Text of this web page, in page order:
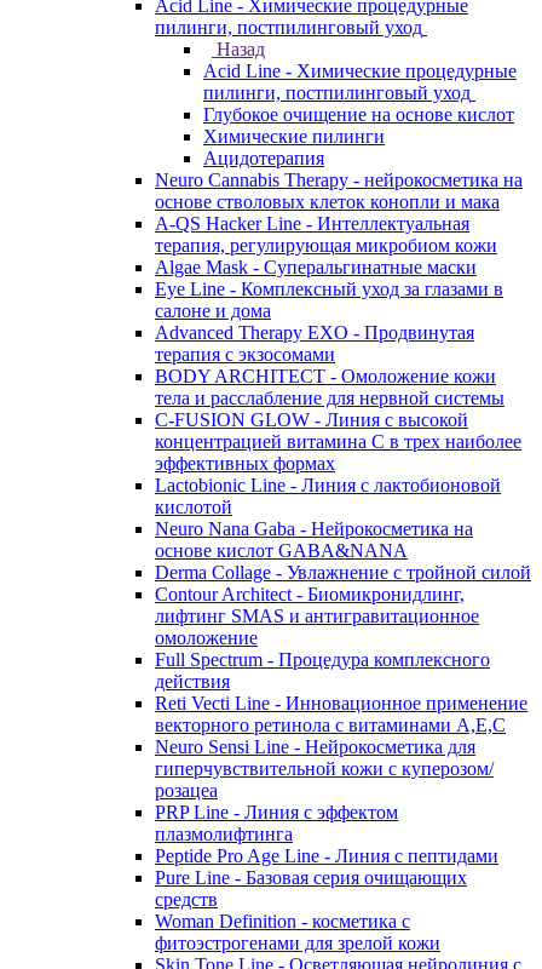
Acid Line - Химические процедурные
пилинги, постпилинговый уход
Назад
Acid Line - Химические процедурные
пилинги, постпилинговый уход
Глубокое очищение на основе кислот
Химические пилинги
Ацидотерапия
Neuro Cannabis Therapy - нейрокосметика на
основе стволовых клеток конопли и мака
A-QS Hacker Line - Интеллектуальная
терапия, регулирующая микробиом кожи
Algae Mask - Суперальгинатные маски
Eye Line - Комплексный уход за глазами в
салоне и дома
Advanced Therapy EXO - Продвинутая
терапия с экзосомами
BODY ARCHITECT - Омоложение кожи
тела и расслабление для нервной системы
C-FUSION GLOW - Линия с высокой
концентрацией витамина C в трех наиболее
эффективных формах
Lactobionic Line - Линия с лактобионовой
кислотой
Neuro Nana Gaba - Нейрокосметика на
основе кислот GABA&NANA
Derma Collage - Увлажнение с тройной силой
Contour Architect - Биомикронидлинг,
лифтинг SMAS и антигравитационное
омоложение
Full Spectrum - Процедура комплексного
действия
Reti Vecti Line - Инновационное применение
векторного ретинола с витаминами A,Е,С
Neuro Sensi Line - Нейрокосметика для
гиперчувствительной кожи с куперозом/
розацеа
PRP Line - Линия с эффектом
плазмолифтинга
Peptide Pro Age Line - Линия с пептидами
Pure Line - Базовая серия очищающих
средств
Woman Definition - косметика с
фитоэстрогенами для зрелой кожи
Skin Tone Line - Осветляющая нейролиния с